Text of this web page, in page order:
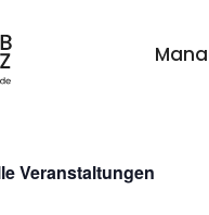
Veranstaltungen